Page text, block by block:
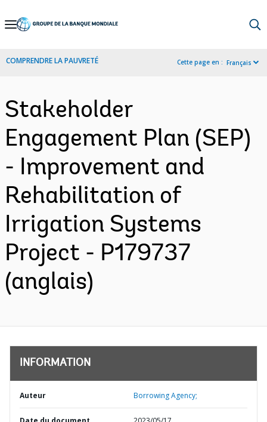
Skip
Navigation
COMPRENDRE LA PAUVRETÉ Cette page en : Français
Stakeholder
Engagement Plan (SEP)
- Improvement and
Rehabilitation of
Irrigation Systems
Project - P179737
(anglais)
INFORMATION
Auteur Borrowing Agency;